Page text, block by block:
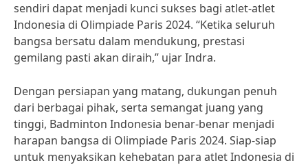
sendiri dapat menjadi kunci sukses bagi atlet-atlet
Indonesia di Olimpiade Paris 2024. “Ketika seluruh
bangsa bersatu dalam mendukung, prestasi
gemilang pasti akan diraih,” ujar Indra.
Dengan persiapan yang matang, dukungan penuh
dari berbagai pihak, serta semangat juang yang
tinggi, Badminton Indonesia benar-benar menjadi
harapan bangsa di Olimpiade Paris 2024. Siap-siap
untuk menyaksikan kehebatan para atlet Indonesia di